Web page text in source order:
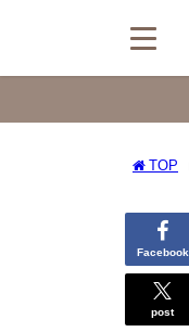
TOP
Facebook
post